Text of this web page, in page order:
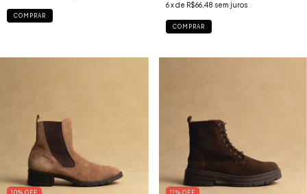
COMPRAR
6 x de R$66,48 sem juros
COMPRAR
10% OFF 11 % OFF